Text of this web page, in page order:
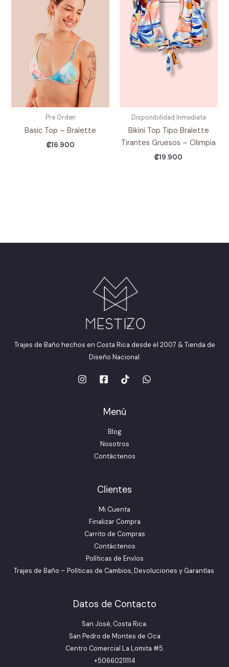
Pre Orden
Basic Top – Bralette
₡16.900
Disponibilidad Inmediata
Bikini Top Tipo Bralette
Tirantes Gruesos – Olimpia
₡19.900
Trajes de Baño hechos en Costa Rica desde el 2007 & Tienda de
Diseño Nacional.
Menú
Blog
Nosotros
Contáctenos
Clientes
Mi Cuenta
Finalizar Compra
Carrito de Compras
Contáctenos
Políticas de Envíos
Trajes de Baño – Políticas de Cambios, Devoluciones y Garantías
Datos de Contacto
San José, Costa Rica.
San Pedro de Montes de Oca
Centro Comercial La Lomita #5.
+50660211114